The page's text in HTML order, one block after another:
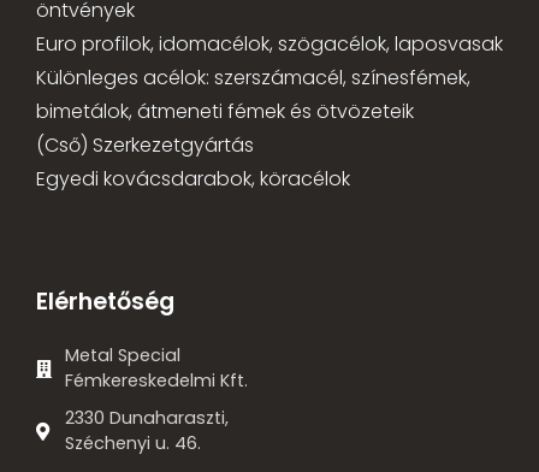
öntvények
Euro profilok, idomacélok, szögacélok, laposvasak
Különleges acélok: szerszámacél, színesfémek,
bimetálok, átmeneti fémek és ötvözeteik
(Cső) Szerkezetgyártás
Egyedi kovácsdarabok, köracélok
Elérhetőség
Metal Special
Fémkereskedelmi Kft.
2330 Dunaharaszti,
Széchenyi u. 46.